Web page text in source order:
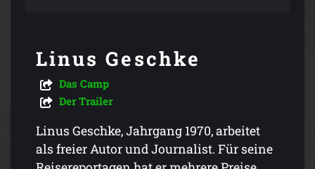
Linus Geschke
Das Camp
Der Trailer
Linus Geschke, Jahrgang 1970, arbeitet
als freier Autor und Journalist. Für seine